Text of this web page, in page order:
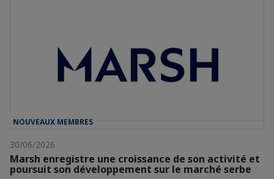
NOUVEAUX MEMBRES
30/06/2026
Marsh enregistre une croissance de son activité et
poursuit son développement sur le marché serbe